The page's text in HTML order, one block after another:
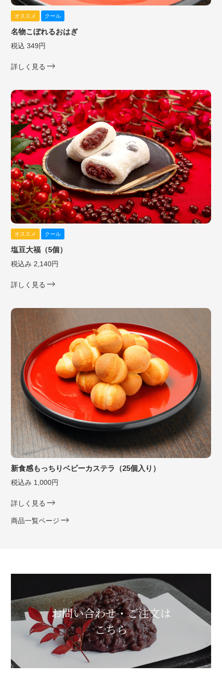
オススメ クール
名物こぼれるおはぎ
税込 349円
詳しく見る
オススメ クール
塩豆大福（5個）
税込み 2,140円
詳しく見る
新食感もっちりベビーカステラ（25個入り）
税込み 1,000円
詳しく見る
商品一覧ページ
お問い合わせ・ご注文は
こちら